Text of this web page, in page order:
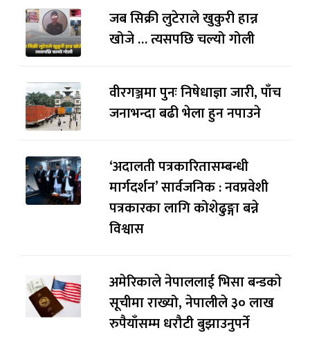
जब सिक्री लुटेराले खुकुरी हान्न
खोजे … त्यसपछि चल्यो गोली
वीरगञ्जमा पुनः निषेधाज्ञा जारी, पाँच
जनाभन्दा बढी भेला हुन नपाउने
‘अदालती पत्रकारितासम्बन्धी
मार्गदर्शन’ सार्वजनिक : नवप्रवेशी
पत्रकारका लागि कोशेढुङ्गा बन्ने
विश्वास
अमेरिकाले नेपाललाई भिसा बन्डकाे
सूचीमा राख्यो, नेपालीले ३० लाख
रुपैयाँसम्म धरौटी बुझाउनुपर्ने